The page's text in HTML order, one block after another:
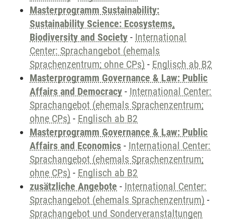
Masterprogramm Sustainability:
Sustainability Science: Ecosystems,
Biodiversity and Society - International
Center: Sprachangebot (ehemals
Sprachenzentrum; ohne CPs) - Englisch ab B2
Masterprogramm Governance & Law: Public
Affairs and Democracy - International Center:
Sprachangebot (ehemals Sprachenzentrum;
ohne CPs) - Englisch ab B2
Masterprogramm Governance & Law: Public
Affairs and Economics - International Center:
Sprachangebot (ehemals Sprachenzentrum;
ohne CPs) - Englisch ab B2
zusätzliche Angebote - International Center:
Sprachangebot (ehemals Sprachenzentrum) -
Sprachangebot und Sonderveranstaltungen